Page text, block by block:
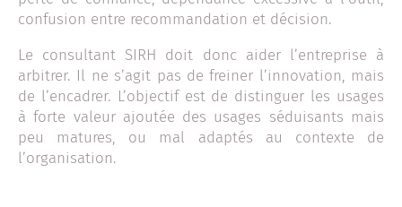
confusion entre recommandation et décision.
Le consultant SIRH doit donc aider l’entreprise à
arbitrer. Il ne s’agit pas de freiner l’innovation, mais
de l’encadrer. L’objectif est de distinguer les usages
à forte valeur ajoutée des usages séduisants mais
peu matures, ou mal adaptés au contexte de
l’organisation.